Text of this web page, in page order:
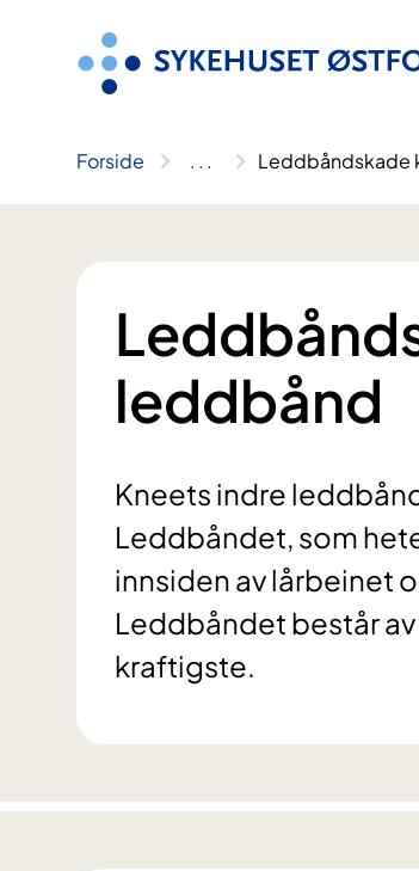
Forside .. . Leddbåndskade
leddbånd
Kneets indre
Leddbåndet, som
innsiden av lårbeinet
Leddbåndet består
kraftigste.